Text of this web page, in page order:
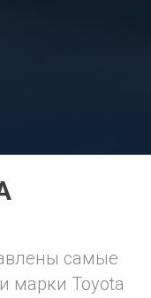
самые
марки Toyota